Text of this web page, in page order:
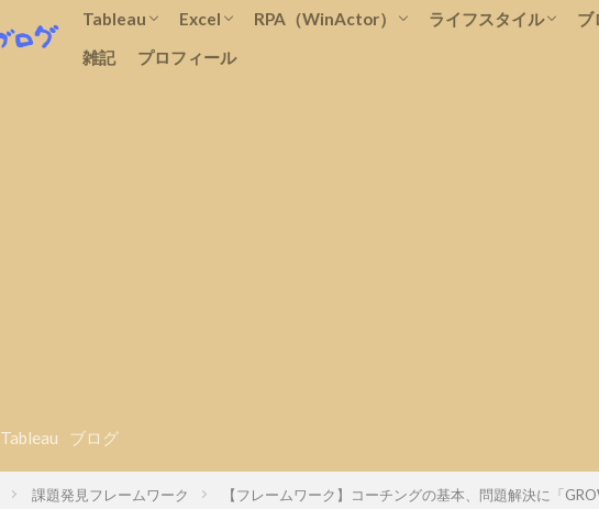
Tableau
概要
研修・学習
テクニック
レポート例
転職
Excel
関数
ピボットテーブル
一覧表
表示形式
グラフ
マクロ
テクニック
Power Query(パワークエリ)
RPA（WinActor） ライフスタイル ブ
雑記 プロフィール
Tableau ブログ
課題発見フレームワーク 【フレームワーク】コーチングの基本、問題解決に「